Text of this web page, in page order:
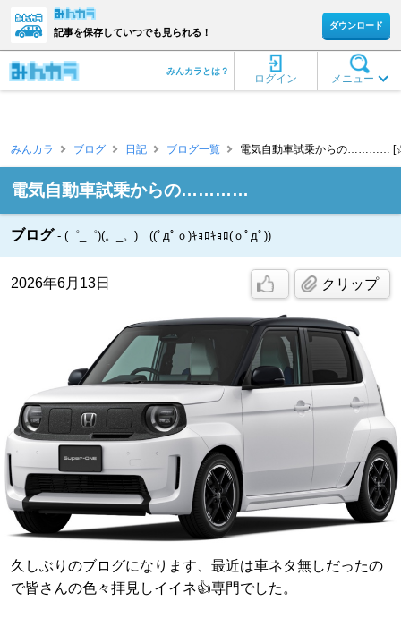
記事を保存していつでも見られる！
ダウンロード
メニュー
ログイン
みんカラとは？
みんカラ ブログ 日記 ブログ一覧 電気自動車試乗からの…………
電気自動車試乗からの…………
ブログ (゜_゜)(。_。) ((ﾟдﾟｏ)ｷｮﾛｷｮﾛ(ｏﾟдﾟ))
2026年6月13日 クリップ
久しぶりのブログになります、最近は車ネタ無しだったの
で皆さんの色々拝見しイイネ👍専門でした。